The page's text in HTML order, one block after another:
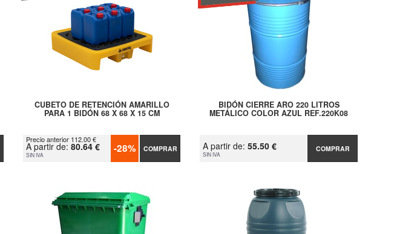
CUBETO DE RETENCIÓN AMARILLO
PARA 1 BIDÓN 68 X 68 X 15 CM
Precio anterior 112.00 €
A partir de: 80.64 €
SIN IVA -28% COMPRAR
BIDÓN CIERRE ARO 220 LITROS
METÁLICO COLOR AZUL REF.220K08
A partir de:55.50 €
SIN IVA
COMPRAR